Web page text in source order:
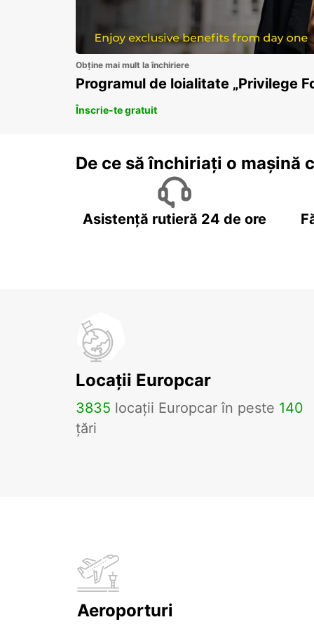
Obține mai mult la închiriere
Programul de loialitate „Privilege
Înscrie-te gratuit
De ce să închiriați o mașină
Asistență rutieră 24 de ore
Locații Europcar
3835 locații Europcar în peste 140
țări
Aeroporturi